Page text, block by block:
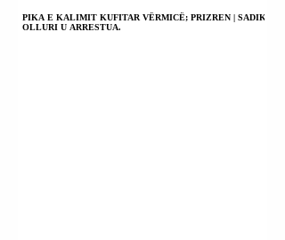
PIKA E KALIMIT KUFITAR VËRMICË; PRIZREN | SADIK
OLLURI U ARRESTUA.